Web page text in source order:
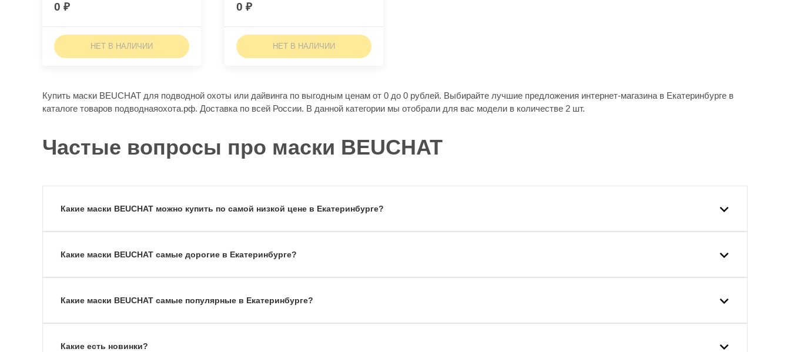
0
НЕТ В НАЛИЧИИ
0
НЕТ В НАЛИЧИИ
Купить маски BEUCHAT для подводной охоты или дайвинга по выгодным ценам от 0 до 0 рублей. Выбирайте лучшие предложения интернет-магазина в Екатеринбурге в
каталоге товаров подводнаяохота.рф. Доставка по всей России. В данной категории мы отобрали для вас модели в количестве 2 шт.
Частые вопросы про маски BEUCHAT
Какие маски BEUCHAT можно купить по самой низкой цене в Екатеринбурге?
Какие маски BEUCHAT самые дорогие в Екатеринбурге?
Какие маски BEUCHAT самые популярные в Екатеринбурге?
Какие есть новинки?